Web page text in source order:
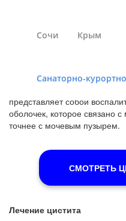
Сочи Крым
Санаторно-
представляет собой
оболочек, которое связано
точнее с мочевым пузырем.
СМОТРЕТЬ
Лечение цистита